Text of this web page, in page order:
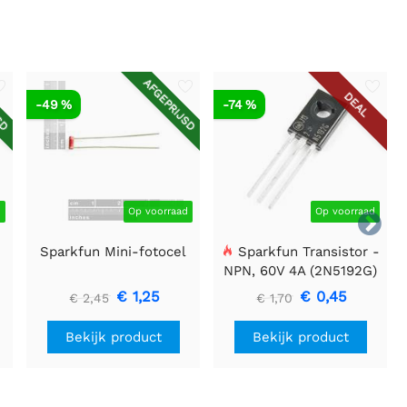

AFGEPRIJSD
Op voorraad
-49 %
Sparkfun Mini-fotocel
€ 2,45 € 1,25
Bekijk product
DEAL
Op voorraad
-74 %
Sparkfun Transistor -
NPN, 60V 4A (2N5192G)
€ 1,70 € 0,45
Bekijk product